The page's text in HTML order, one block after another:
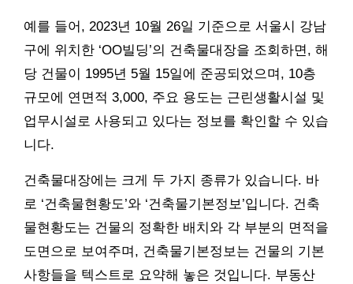
예를 들어, 2023년 10월 26일 기준으로 서울시 강남
구에 위치한 ‘OO빌딩’의 건축물대장을 조회하면, 해
당 건물이 1995년 5월 15일에 준공되었으며, 10층
규모에 연면적 3,000, 주요 용도는 근린생활시설 및
업무시설로 사용되고 있다는 정보를 확인할 수 있습
니다.
건축물대장에는 크게 두 가지 종류가 있습니다. 바
로 ‘건축물현황도’와 ‘건축물기본정보’입니다. 건축
물현황도는 건물의 정확한 배치와 각 부분의 면적을
도면으로 보여주며, 건축물기본정보는 건물의 기본
사항들을 텍스트로 요약해 놓은 것입니다. 부동산